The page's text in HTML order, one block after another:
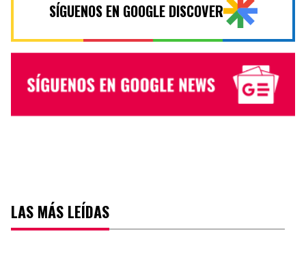
SÍGUENOS EN GOOGLE DISCOVER
LAS MÁS LEÍDAS